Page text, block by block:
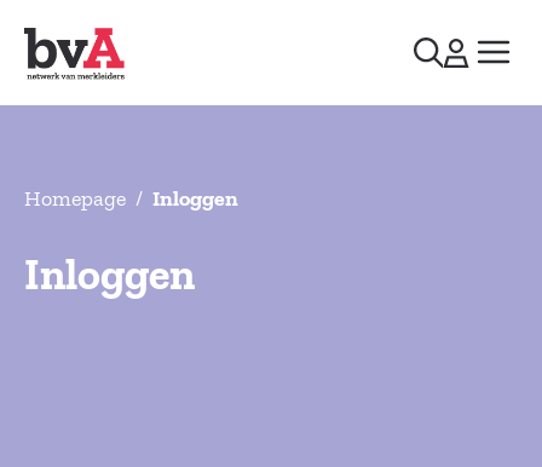
Homepage / Inloggen
Inloggen